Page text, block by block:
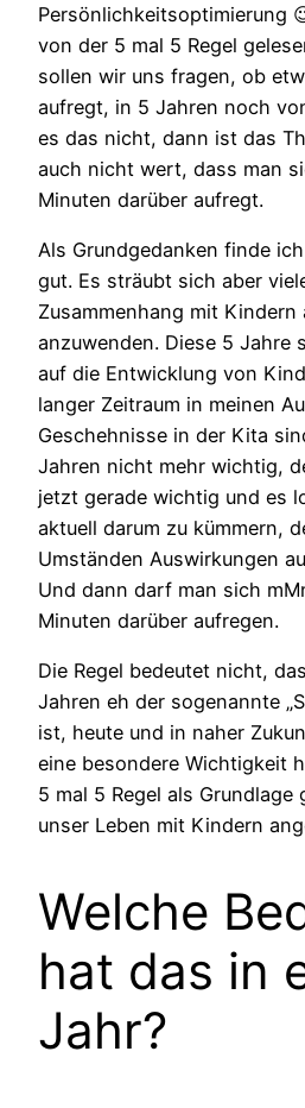
Persönlichkeitsoptimierung
von der 5 mal 5 Regel
sollen wir uns fragen, ob
aufregt, in 5 Jahren noch
es das nicht, dann ist das
auch nicht wert, dass man
Minuten darüber aufregt.
Als Grundgedanken finde
gut. Es sträubt sich aber
Zusammenhang mit
anzuwenden. Diese 5 Jahre
auf die Entwicklung von
langer Zeitraum in meinen
Geschehnisse in der Kita
Jahren nicht mehr wichtig,
jetzt gerade wichtig und es
aktuell darum zu kümmern,
Umständen Auswirkungen
Und dann darf man sich
Minuten darüber aufregen.
Die Regel bedeutet nicht,
Jahren eh der sogenannte
ist, heute und in naher
eine besondere Wichtigkeit
5 mal 5 Regel als Grundlage
unser Leben mit Kindern
Welche
hat das in
Jahr?